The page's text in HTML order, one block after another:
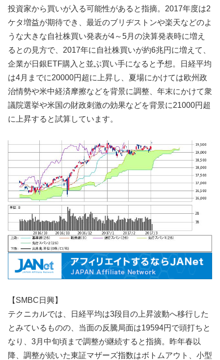
投資家から買いが入る可能性があると指摘。2017年度は2
ケタ増益が期待でき、最近のブリヂストンや楽天などのよ
うな大きな自社株買い発表が4～5月の決算発表時に増え
るとの見方で、2017年に自社株買いが約6兆円に増えて、
企業が日銀ETF購入と並ぶ買い手になると予想。日経平均
は4月までに20000円超に上昇し、夏場にかけては欧州政
治情勢や米中経済摩擦などを背景に調整、年末にかけて衆
議院選挙や米国の財政刺激の効果などを背景に21000円超
に上昇すると試算しています。
【SMBC日興】
テクニカルでは、日経平均は3段目の上昇波動へ移行した
とみているものの、当面の反騰局面は19594円で頭打ちと
なり、3月中旬頃まで調整が継続すると指摘。昨年春以
降、調整が続いた東証マザーズ指数はボトムアウト、小型